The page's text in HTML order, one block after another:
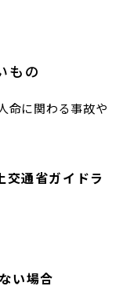
もの
命に関わる事故や
交通省ガイドラ
い場合